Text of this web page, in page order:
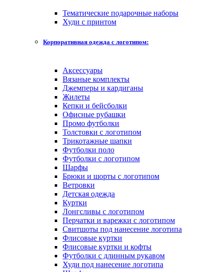
Тематические подарочные наборы
Худи с принтом
Корпоративная одежда с логотипом:
Аксессуары
Вязаные комплекты
Джемперы и кардиганы
Жилеты
Кепки и бейсболки
Офисные рубашки
Промо футболки
Толстовки с логотипом
Трикотажные шапки
Футболки поло
Футболки с логотипом
Шарфы
Брюки и шорты с логотипом
Ветровки
Детская одежда
Куртки
Лонгсливы с логотипом
Перчатки и варежки с логотипом
Свитшоты под нанесение логотипа
Флисовые куртки
Флисовые куртки и кофты
Футболки с длинным рукавом
Худи под нанесение логотипа